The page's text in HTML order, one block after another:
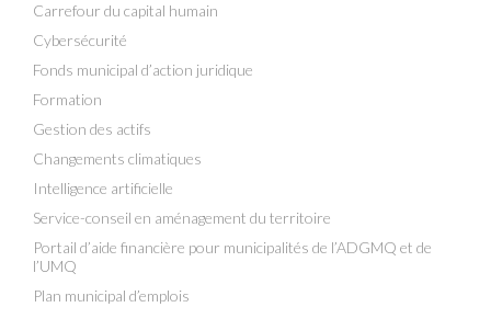
Carrefour du capital humain
Cybersécurité
Fonds municipal d’action juridique
Formation
Gestion des actifs
Changements climatiques
Intelligence artificielle
Service-conseil en aménagement du territoire
Portail d’aide financière pour municipalités de l’ADGMQ et de
l’UMQ
Plan municipal d’emplois